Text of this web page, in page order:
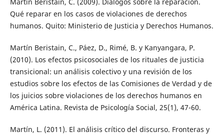
Qué reparar en los casos de violaciones de derechos
humanos. Quito: Ministerio de Justicia y Derechos Humanos.
Martín Beristain, C., Páez, D., Rimé, B. y Kanyangara, P.
(2010). Los efectos psicosociales de los rituales de justicia
transicional: un análisis colectivo y una revisión de los
estudios sobre los efectos de las Comisiones de Verdad y de
los juicios sobre violaciones de los derechos humanos en
América Latina. Revista de Psicología Social, 25(1), 47-60.
Martín, L. (2011). El análisis crítico del discurso. Fronteras y